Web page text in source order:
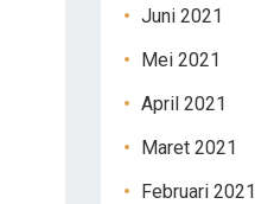
Juni 2021
Mei 2021
April 2021
Maret 2021
Februari 2021